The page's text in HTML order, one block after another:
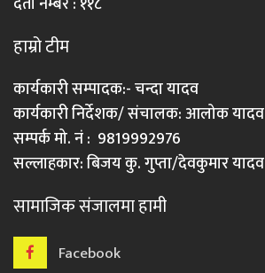
हाम्रो टीम
कार्यकारी सम्पादक:- चन्दा यादव
कार्यकारी निर्देशक/ संचालक: आलोक यादव
सम्पर्क मो. नं : 9819992976
सल्लाहकार: बिजय कु. गुप्ता/देवकुमार यादव
सामाजिक संजालमा हामी
Facebook